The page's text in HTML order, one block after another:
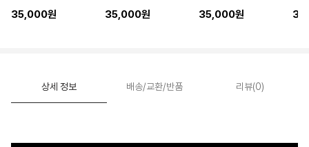
35,000원
35,000원
35,000원
상세 정보 배송/교환/반품 리뷰(0)